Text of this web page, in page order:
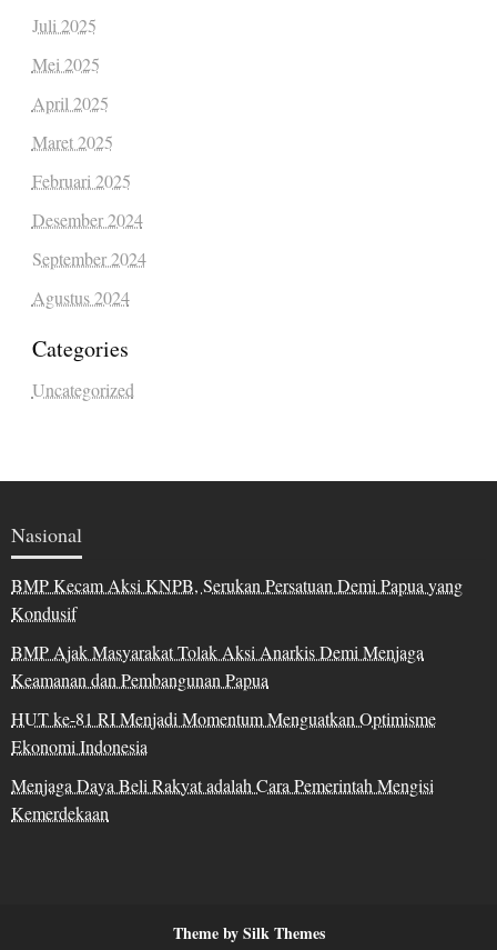
Juli 2025
Mei 2025
April 2025
Maret 2025
Februari 2025
Desember 2024
September 2024
Agustus 2024
Categories
Uncategorized
Nasional
BMP Kecam Aksi KNPB, Serukan Persatuan Demi Papua yang
Kondusif
BMP Ajak Masyarakat Tolak Aksi Anarkis Demi Menjaga
Keamanan dan Pembangunan Papua
HUT ke-81 RI Menjadi Momentum Menguatkan Optimisme
Ekonomi Indonesia
Menjaga Daya Beli Rakyat adalah Cara Pemerintah Mengisi
Kemerdekaan
Theme by Silk Themes